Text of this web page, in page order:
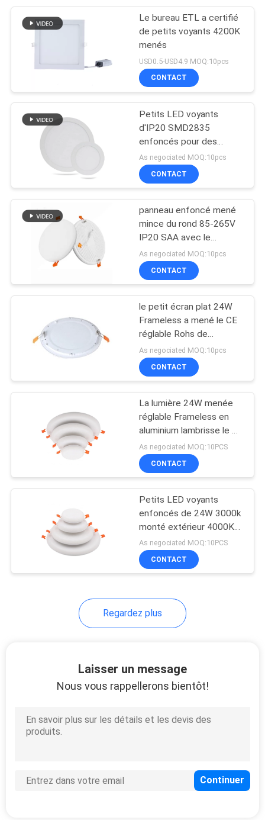
stérilisation UV-C
Fan électrique de
piédestal
friteuse exempte
d'huile d'air
18
Lumière affleurante
de fan de plafond
de bâti
16
d'inondation
imperméables
Lumière menée de
paquet de mur
Le bureau ETL a certifié
de petits voyants 4200K
menés
USD0.5-USD4.9 MOQ:10pcs
CONTACT
Petits LED voyants
d'IP20 SMD2835
enfoncés pour des
immeubles de bureaux
As negociated MOQ:10pcs
CONTACT
panneau enfoncé mené
mince du rond 85-265V
IP20 SAA avec le
conducteur d'isolement
As negociated MOQ:10pcs
CONTACT
le petit écran plat 24W
Frameless a mené le CE
réglable Rohs de
lumières approuvé
As negociated MOQ:10pcs
CONTACT
La lumière 24W menée
réglable Frameless en
aluminium lambrisse le CE
Rohs approuvé
As negociated MOQ:10PCS
CONTACT
Petits LED voyants
enfoncés de 24W 3000k
monté extérieur 4000K
6000K
As negociated MOQ:10PCS
CONTACT
Regardez plus
Laisser un message
Nous vous rappellerons bientôt!